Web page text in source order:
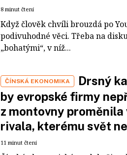
8 minut čtení
Když člověk chvíli brouzdá po
podivuhodné věci. Třeba na
„bohatými“, v níž...
ČÍNSKÁ EKONOMIKA
Drsný
by evropské firmy
z montovny
rivala, kterému svět
11 minut čtení